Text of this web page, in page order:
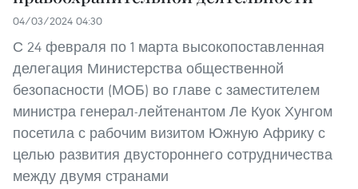
04/03/2024 04:30
С 24 февраля по 1 марта высокопоставленная
делегация Министерства общественной
безопасности (МОБ) во главе с заместителем
министра генерал-лейтенантом Ле Куок Хунгом
посетила с рабочим визитом Южную Африку с
целью развития двустороннего сотрудничества
между двумя странами